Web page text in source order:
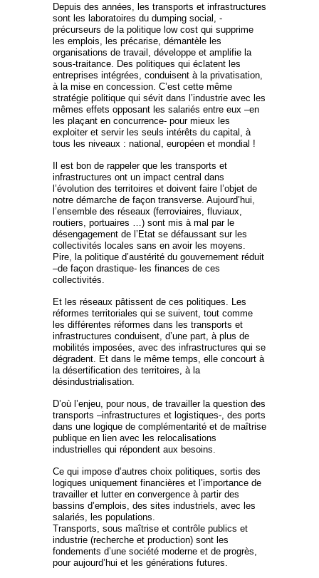
Depuis des années, les transports et infrastructures
sont les laboratoires du dumping social, -
précurseurs de la politique low cost qui supprime
les emplois, les précarise, démantèle les
organisations de travail, développe et amplifie la
sous-traitance. Des politiques qui éclatent les
entreprises intégrées, conduisent à la privatisation,
à la mise en concession. C’est cette même
stratégie politique qui sévit dans l’industrie avec les
mêmes effets opposant les salariés entre eux –en
les plaçant en concurrence- pour mieux les
exploiter et servir les seuls intérêts du capital, à
tous les niveaux : national, européen et mondial !
Il est bon de rappeler que les transports et
infrastructures ont un impact central dans
l’évolution des territoires et doivent faire l’objet de
notre démarche de façon transverse. Aujourd’hui,
l’ensemble des réseaux (ferroviaires, fluviaux,
routiers, portuaires …) sont mis à mal par le
désengagement de l’Etat se défaussant sur les
collectivités locales sans en avoir les moyens.
Pire, la politique d’austérité du gouvernement réduit
–de façon drastique- les finances de ces
collectivités.
Et les réseaux pâtissent de ces politiques. Les
réformes territoriales qui se suivent, tout comme
les différentes réformes dans les transports et
infrastructures conduisent, d’une part, à plus de
mobilités imposées, avec des infrastructures qui se
dégradent. Et dans le même temps, elle concourt à
la désertification des territoires, à la
désindustrialisation.
D’où l’enjeu, pour nous, de travailler la question des
transports –infrastructures et logistiques-, des ports
dans une logique de complémentarité et de maîtrise
publique en lien avec les relocalisations
industrielles qui répondent aux besoins.
Ce qui impose d’autres choix politiques, sortis des
logiques uniquement financières et l’importance de
travailler et lutter en convergence à partir des
bassins d’emplois, des sites industriels, avec les
salariés, les populations.
Transports, sous maîtrise et contrôle publics et
industrie (recherche et production) sont les
fondements d’une société moderne et de progrès,
pour aujourd’hui et les générations futures.